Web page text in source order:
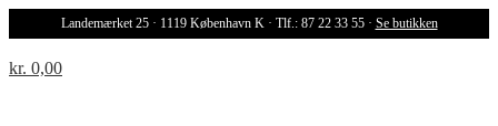
Landemærket 25 · 1119 København K · Tlf.: 87 22 33 55 · Se butikken
kr. 0,00